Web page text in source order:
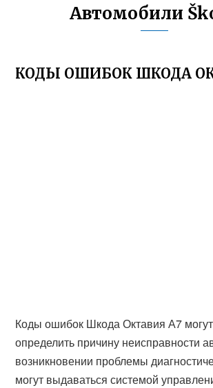
Автомобили
КОДЫ ОШИБОК ШКОДА
Коды ошибок Шкода Октавия А7
определить причину неисправности
возникновении проблемы
могут выдаваться системой